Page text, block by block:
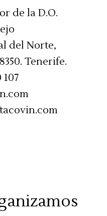
de la D.O.
del Norte,
Tenerife.